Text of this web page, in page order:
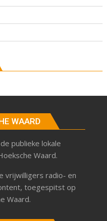
WAARD
publieke lokale
Waard.
vrijwilligers radio- en
toegespitst op
Waard.